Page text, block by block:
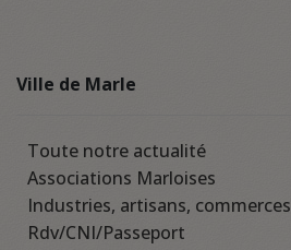
Ville de Marle
Toute notre actualité
Associations Marloises
Industries, artisans, commerces
Rdv/CNI/Passeport